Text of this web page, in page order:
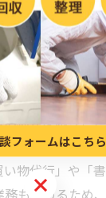
ービスで叶う安
供する代行や
細かな困りご
依頼に柔軟に対
物代行」や「書
フォームはこちら
フォームはこちら